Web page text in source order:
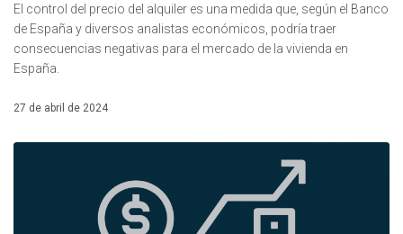
El control del precio del alquiler es una medida que, según el Banco
de España y diversos analistas económicos, podría traer
consecuencias negativas para el mercado de la vivienda en
España.
27 de abril de 2024